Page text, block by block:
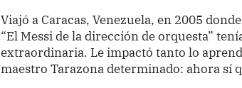
Viajó a Caracas, Venezuela, en 2005
“El Messi de la dirección de orquesta”
extraordinaria. Le impactó tanto lo
maestro Tarazona determinado: ahora sí